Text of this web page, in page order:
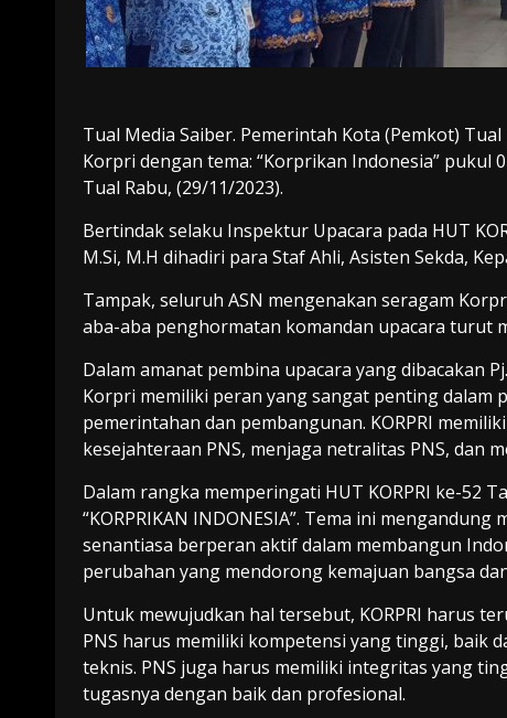
Tual Media Saiber. Pemerintah Kota (Pemkot)
Korpri dengan tema: “Korprikan Indonesia” pukul
Tual Rabu, (29/11/2023).
Bertindak selaku Inspektur Upacara pada HUT
M.Si, M.H dihadiri para Staf Ahli, Asisten Sekda,
Tampak, seluruh ASN mengenakan seragam
aba-aba penghormatan komandan upacara turut
Dalam amanat pembina upacara yang dibacakan
Korpri memiliki peran yang sangat penting dalam
pemerintahan dan pembangunan. KORPRI
kesejahteraan PNS, menjaga netralitas PNS, dan
Dalam rangka memperingati HUT KORPRI ke-52
“KORPRIKAN INDONESIA”. Tema ini mengandung
senantiasa berperan aktif dalam membangun
perubahan yang mendorong kemajuan bangsa
Untuk mewujudkan hal tersebut, KORPRI harus
PNS harus memiliki kompetensi yang tinggi, baik
teknis. PNS juga harus memiliki integritas yang
tugasnya dengan baik dan profesional.